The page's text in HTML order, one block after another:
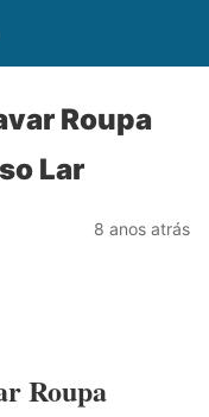
Roupa
Lar
8 anos atrás
Roupa